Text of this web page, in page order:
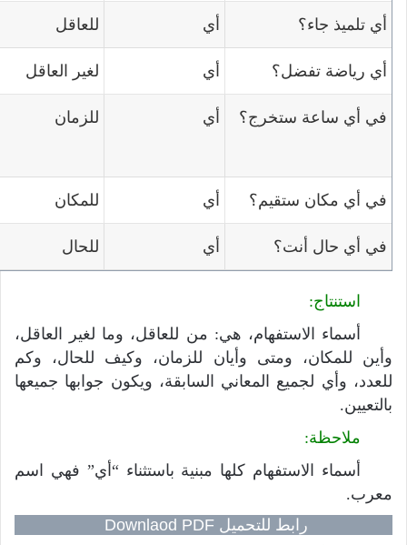
أي تلميذ جاء؟ أي للعاقل
أي رياضة تفضل؟ أي لغير العاقل
في أي ساعة ستخرج؟ أي للزمان
في أي مكان ستقيم؟ أي للمكان
في أي حال أنت؟ أي للحال
استنتاج:
أسماء الاستفهام، هي: من للعاقل، وما لغير العاقل،
وأين للمكان، ومتى وأيان للزمان، وكيف للحال، وكم
للعدد، وأي لجميع المعاني السابقة، ويكون جوابها جميعها
بالتعيين.
ملاحظة:
أسماء الاستفهام كلها مبنية باستثناء “أي” فهي اسم
معرب.
رابط للتحميل Downlaod PDF